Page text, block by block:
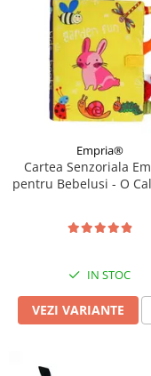
Empria®
Cartea Senzoriala
pentru Bebelusi - O
modele
IN STOC
VEZI VARIANTE